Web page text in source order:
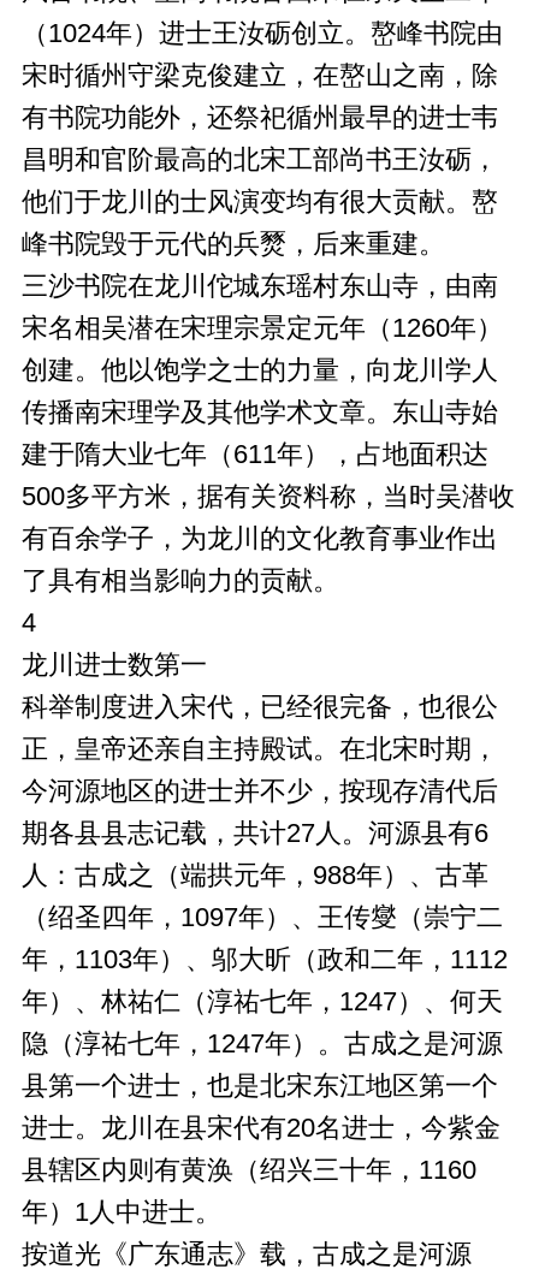
（1024年）进士王汝砺创立。嶅峰书院由
宋时循州守梁克俊建立，在嶅山之南，除
有书院功能外，还祭祀循州最早的进士韦
昌明和官阶最高的北宋工部尚书王汝砺，
他们于龙川的士风演变均有很大贡献。嶅
峰书院毁于元代的兵燹，后来重建。
三沙书院在龙川佗城东瑶村东山寺，由南
宋名相吴潜在宋理宗景定元年（1260年）
创建。他以饱学之士的力量，向龙川学人
传播南宋理学及其他学术文章。东山寺始
建于隋大业七年（611年），占地面积达
500多平方米，据有关资料称，当时吴潜收
有百余学子，为龙川的文化教育事业作出
了具有相当影响力的贡献。
4
龙川进士数第一
科举制度进入宋代，已经很完备，也很公
正，皇帝还亲自主持殿试。在北宋时期，
今河源地区的进士并不少，按现存清代后
期各县县志记载，共计27人。河源县有6
人：古成之（端拱元年，988年）、古革
（绍圣四年，1097年）、王传燮（崇宁二
年，1103年）、邬大昕（政和二年，1112
年）、林祐仁（淳祐七年，1247）、何天
隐（淳祐七年，1247年）。古成之是河源
县第一个进士，也是北宋东江地区第一个
进士。龙川在县宋代有20名进士，今紫金
县辖区内则有黄涣（绍兴三十年，1160
年）1人中进士。
按道光《广东通志》载，古成之是河源